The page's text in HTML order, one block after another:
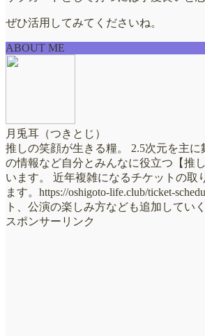
ぜひ活用してみてくださいね。
ABOUT ME
月兎耳（つきとじ）
推しの笑顔が生きる糧。 2.5次元を主
の情報など自分とみんなに役立つ【推
います。 近年複雑になるチケットの取
ます。https://oshigoto-life.club/ticket-
ト、公演の楽しみ方なども追加してい
スポンサーリンク